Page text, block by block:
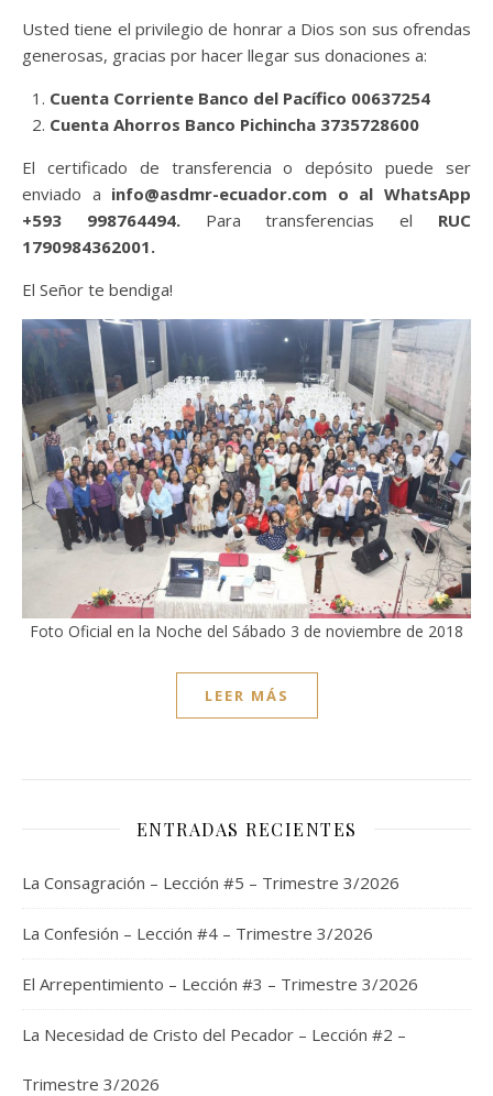
Usted tiene el privilegio de honrar a Dios son sus ofrendas
generosas, gracias por hacer llegar sus donaciones a:
Cuenta Corriente Banco del Pacífico 00637254
Cuenta Ahorros Banco Pichincha 3735728600
El certificado de transferencia o depósito puede ser
enviado a info@asdmr-ecuador.com o al WhatsApp
+593 998764494. Para transferencias el RUC
1790984362001.
El Señor te bendiga!
Foto Oficial en la Noche del Sábado 3 de noviembre de 2018
LEER MÁS
ENTRADAS RECIENTES
La Consagración – Lección #5 – Trimestre 3/2026
La Confesión – Lección #4 – Trimestre 3/2026
El Arrepentimiento – Lección #3 – Trimestre 3/2026
La Necesidad de Cristo del Pecador – Lección #2 –
Trimestre 3/2026